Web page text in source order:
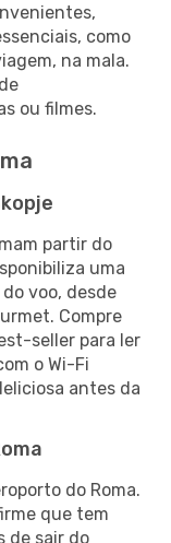
como
na mala.
ou filmes.
partir do
uma
voo, desde
Compre
seller para ler
o Wi-Fi
antes da
do Roma.
que tem
de sair do